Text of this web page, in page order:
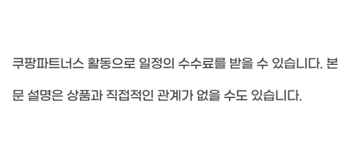
쿠팡파트너스 활동으로 일정의 수수료를 받을 수 있습니다. 본
문 설명은 상품과 직접적인 관계가 없을 수도 있습니다.